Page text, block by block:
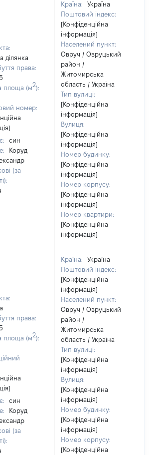
ділянка
права:
площа (м2):
номер:
син
Коруд
(за
Країна:
Україна
Поштовий індекс:
[Конфіденційна
інформація]
Населений пункт:
Овруч / Овруцький
район /
Житомирська
область / Україна
Тип вулиці:
[Конфіденційна
інформація]
Вулиця:
[Конфіденційна
інформація]
Номер будинку:
[Конфіденційна
інформація]
Номер корпусу:
[Конфіденційна
інформація]
Номер квартири:
[Конфіденційна
інформація]
права:
площа (м2):
син
Коруд
(за
Країна:
Україна
Поштовий індекс:
[Конфіденційна
інформація]
Населений пункт:
Овруч / Овруцький
район /
Житомирська
область / Україна
Тип вулиці:
[Конфіденційна
інформація]
Вулиця:
[Конфіденційна
інформація]
Номер будинку:
[Конфіденційна
інформація]
Номер корпусу:
[Конфіденційна